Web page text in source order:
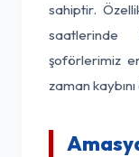
sahiptir.
şoförlerimiz
zaman